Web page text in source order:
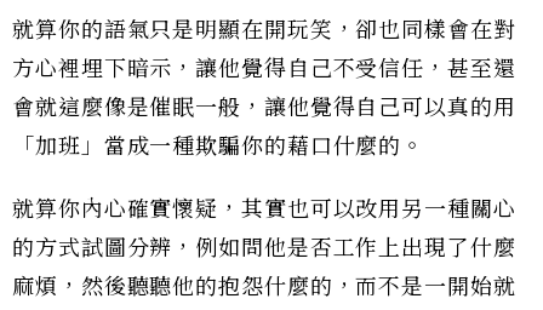
就算你的語氣只是明顯在開玩笑，卻也同樣會在對
方心裡埋下暗示，讓他覺得自己不受信任，甚至還
會就這麼像是催眠一般，讓他覺得自己可以真的用
「加班」當成一種欺騙你的藉口什麼的。
就算你內心確實懷疑，其實也可以改用另一種關心
的方式試圖分辨，例如問他是否工作上出現了什麼
麻煩，然後聽聽他的抱怨什麼的，而不是一開始就